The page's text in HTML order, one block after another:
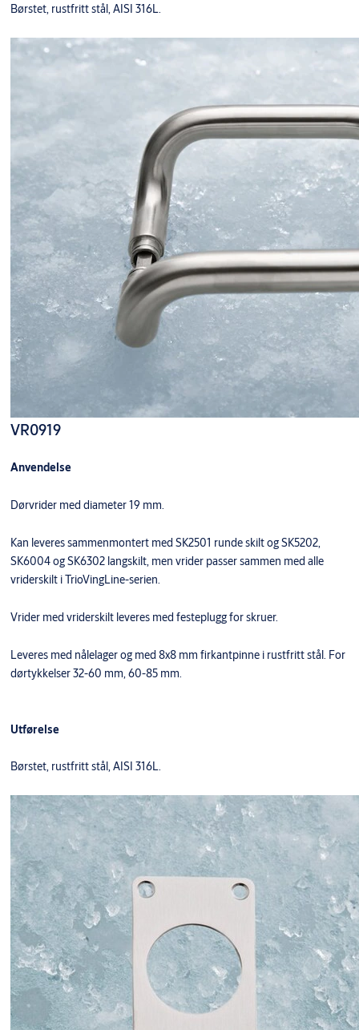
Børstet, rustfritt stål, AISI 316L.
VR0919
Anvendelse
Dørvrider med diameter 19 mm.
Kan leveres sammenmontert med SK2501 runde skilt og SK5202,
SK6004 og SK6302 langskilt, men vrider passer sammen med alle
vriderskilt i TrioVingLine-serien.
Vrider med vriderskilt leveres med festeplugg for skruer.
Leveres med nålelager og med 8x8 mm firkantpinne i rustfritt stål. For
dørtykkelser 32-60 mm, 60-85 mm.
Utførelse
Børstet, rustfritt stål, AISI 316L.